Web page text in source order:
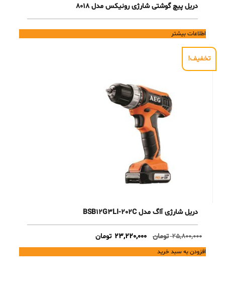
دریل پیچ گوشتی شارژی رونیکس مدل 8018
اطلاعات بیشتر
تخفیف!
دریل شارژی آاگ مدل BSB12G3LI-202C
25,800,000 تومان
Original
price
was:
23,220,000 تومانCurrent
price
is:
افزودن به سبد خرید